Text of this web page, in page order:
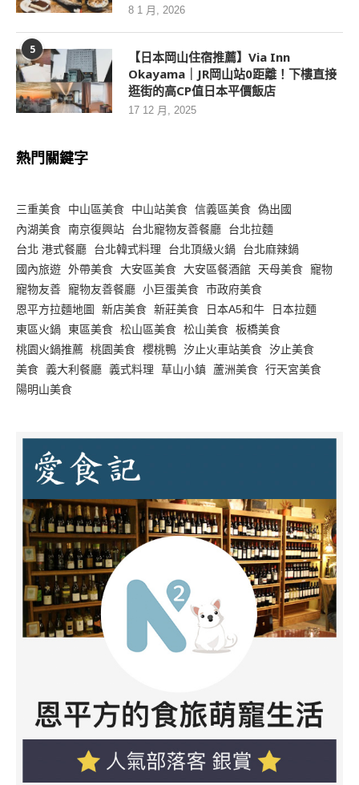
8 1 月, 2026
5
【日本岡山住宿推薦】Via Inn
Okayama｜JR岡山站0距離！下樓直接
逛街的高CP值日本平價飯店
17 12 月, 2025
熱門關鍵字
三重美食 中山區美食 中山站美食 信義區美食 偽出國
內湖美食 南京復興站 台北寵物友善餐廳
台北拉麵
台北 港式餐廳
台北韓式料理 台北頂級火鍋
台北麻辣鍋
國內旅遊 外帶美食 大安區美食 大安區餐酒館 天母美食 寵物
寵物友善 寵物友善餐廳 小巨蛋美食 市政府美食
恩平方拉麵地圖
新店美食 新莊美食 日本A5和牛
日本拉麵
東區火鍋
東區美食 松山區美食 松山美食 板橋美食
桃園火鍋推薦 桃園美食 櫻桃鴨 汐止火車站美食 汐止美食
美食 義大利餐廳 義式料理 草山小鎮 蘆洲美食 行天宮美食
陽明山美食